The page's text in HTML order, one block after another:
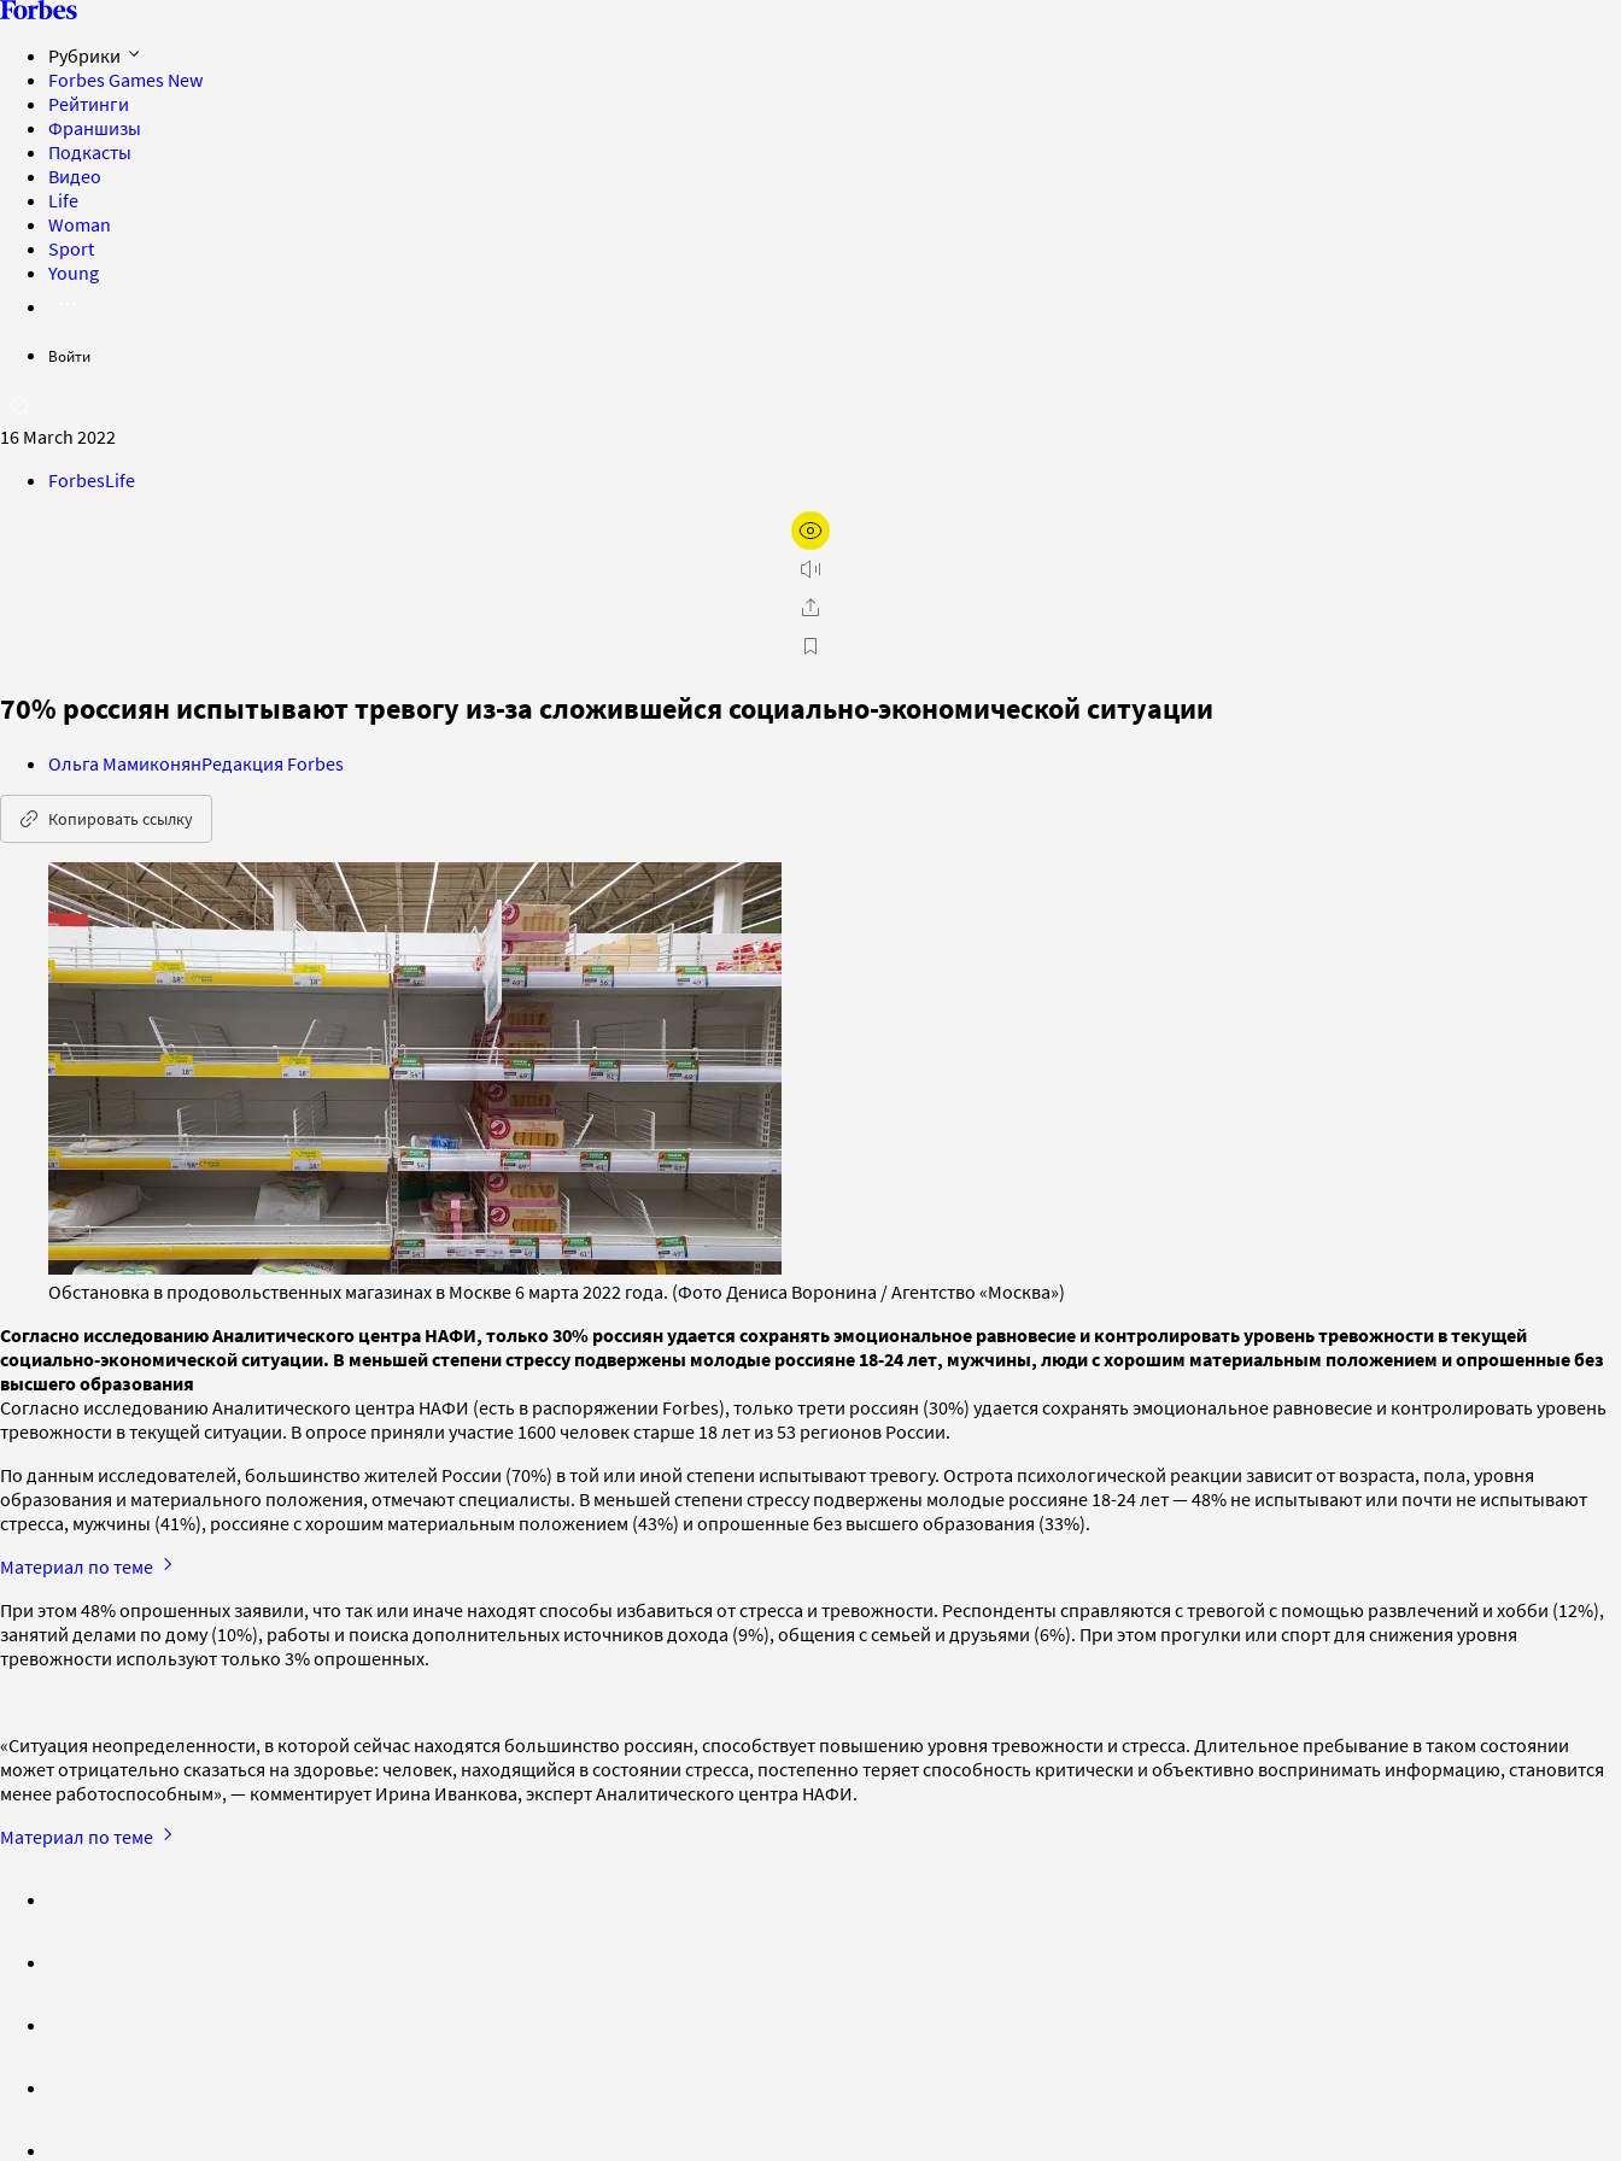
Рубрики
Forbes Games New
Рейтинги
Франшизы
Подкасты
Видео
Life
Woman
Sport
Young
Войти
16 March 2022
ForbesLife
70% россиян испытывают тревогу из-за сложившейся социально-экономической ситуации
Ольга МамиконянРедакция Forbes
Копировать ссылку
Обстановка в продовольственных магазинах в Москве 6 марта 2022 года. (Фото Дениса Воронина / Агентство «Москва»)
Согласно исследованию Аналитического центра НАФИ, только 30% россиян удается сохранять эмоциональное равновесие и контролировать уровень тревожности в текущей
социально-экономической ситуации. В меньшей степени стрессу подвержены молодые россияне 18-24 лет, мужчины, люди с хорошим материальным положением и опрошенные без
высшего образования
Согласно исследованию Аналитического центра НАФИ (есть в распоряжении Forbes), только трети россиян (30%) удается сохранять эмоциональное равновесие и контролировать уровень
тревожности в текущей ситуации. В опросе приняли участие 1600 человек старше 18 лет из 53 регионов России.
По данным исследователей, большинство жителей России (70%) в той или иной степени испытывают тревогу. Острота психологической реакции зависит от возраста, пола, уровня
образования и материального положения, отмечают специалисты. В меньшей степени стрессу подвержены молодые россияне 18-24 лет — 48% не испытывают или почти не испытывают
стресса, мужчины (41%), россияне с хорошим материальным положением (43%) и опрошенные без высшего образования (33%).
Материал по теме
При этом 48% опрошенных заявили, что так или иначе находят способы избавиться от стресса и тревожности. Респонденты справляются с тревогой с помощью развлечений и хобби (12%),
занятий делами по дому (10%), работы и поиска дополнительных источников дохода (9%), общения с семьей и друзьями (6%). При этом прогулки или спорт для снижения уровня
тревожности используют только 3% опрошенных.
«Ситуация неопределенности, в которой сейчас находятся большинство россиян, способствует повышению уровня тревожности и стресса. Длительное пребывание в таком состоянии
может отрицательно сказаться на здоровье: человек, находящийся в состоянии стресса, постепенно теряет способность критически и объективно воспринимать информацию, становится
менее работоспособным», — комментирует Ирина Иванкова, эксперт Аналитического центра НАФИ.
Материал по теме